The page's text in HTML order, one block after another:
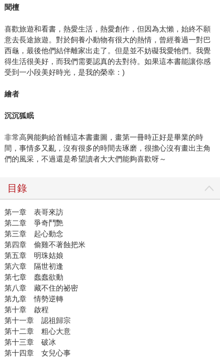
聞檀
喜歡旅遊和看書，熱愛生活，熱愛創作，但因為太懶，始終不願
意去長途旅遊。對於飼養小動物有很大的熱情，曾經養過一對巴
西龜，最後他們結伴離家出走了。但是並不妨礙我愛牠們。我覺
得生活很美好，而我們需要認真的去對待。如果這本書能讓你感
受到一小段美好時光，是我的榮幸：)
繪者
沉沉狐眠
非常高興能夠給首輔這本書畫圖，畫第一冊時正好是畢業的時
間，事情多又亂，沒有很多的時間去琢磨，很擔心沒有畫出主角
們的風采，不過還是希望讀者大大們能夠喜歡呀～
目錄
第一章 表哥來訪
第二章 爭奇鬥艷
第三章 起心動念
第四章 偷雞不著蝕把米
第五章 明珠姑娘
第六章 隔世初逢
第七章 蠢蠢欲動
第八章 藏不住的祕密
第九章 情勢逆轉
第十章 啟程
第十一章 認祖歸宗
第十二章 粗心大意
第十三章 破冰
第十四章 女兒心事